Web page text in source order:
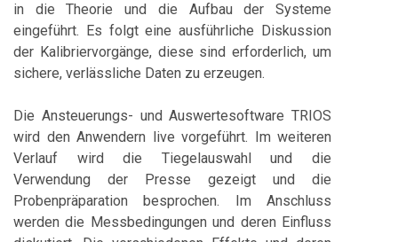
in die Theorie und die Aufbau der Systeme
eingeführt. Es folgt eine ausführliche Diskussion
der Kalibriervorgänge, diese sind erforderlich, um
sichere, verlässliche Daten zu erzeugen.
Die Ansteuerungs- und Auswertesoftware TRIOS
wird den Anwendern live vorgeführt. Im weiteren
Verlauf wird die Tiegelauswahl und die
Verwendung der Presse gezeigt und die
Probenpräparation besprochen. Im Anschluss
werden die Messbedingungen und deren Einfluss